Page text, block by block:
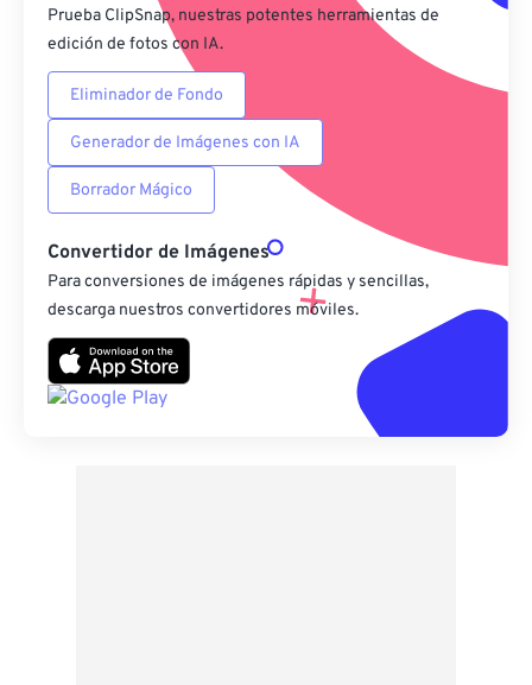
Prueba ClipSnap, nuestras potentes herramientas de
edición de fotos con IA.
Eliminador de Fondo
Generador de Imágenes con IA
Borrador Mágico
Convertidor de Imágenes
Para conversiones de imágenes rápidas y sencillas,
descarga nuestros convertidores móviles.